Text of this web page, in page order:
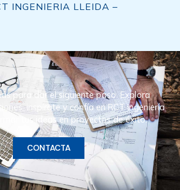
INGENIERIA LLEIDA –
para dar el siguiente paso. Explora
inspírate y confía en RCT Ingeniería
tus ideas en proyectos de éxito.
CONTACTA